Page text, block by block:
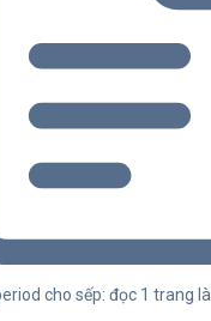
cho sếp: đọc 1 trang